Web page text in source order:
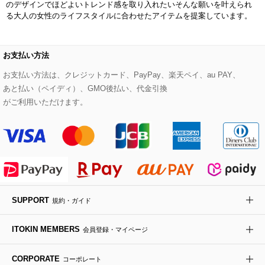
HIROKO BIS GRANDE
ダウンジャケット・コート
チャーム・ストラップ
ポーチ
傘・日傘
アイウェア
レッグウェア
その他のグッズ・小物
トラベルバッグ
その他のバッグ
ドレスシューズ
その他のシューズ
ポプリアレンジ＆フレグランス
その他のアートフラワー
のデザインでほどよいトレンド感を取り入れたいそんな願いを叶えられ
る大人の女性のライフスタイルに合わせたアイテムを提案しています。
お支払い方法
お支払い方法は、クレジットカード、PayPay、楽天ペイ、au PAY、
あと払い（ペイディ）、GMO後払い、代金引換
がご利用いただけます。
SUPPORT 規約・ガイド
ITOKIN MEMBERS 会員登録・マイページ
CORPORATE コーポレート